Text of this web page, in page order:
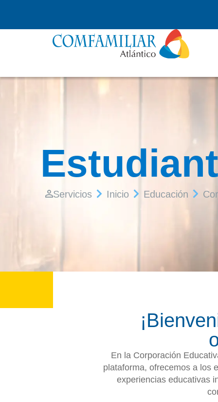
Servicios Inicio Educación
En la Corporación
plataforma, ofrecemos a los
experiencias educativas